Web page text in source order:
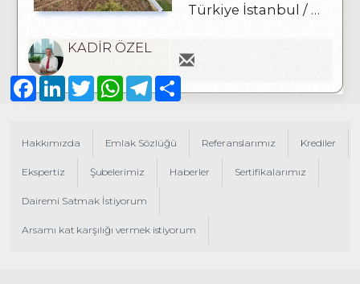
Türkiye İstanbul / Çatalca
KADİR ÖZEL
Hakkımızda Emlak Sözlüğü Referanslarımız Krediler
Ekspertiz Şubelerimiz Haberler Sertifikalarımız
Dairemi Satmak İstiyorum
Arsamı kat karşılığı vermek istiyorum
FacebookLinkedInTwitter WhatsAppTelegram